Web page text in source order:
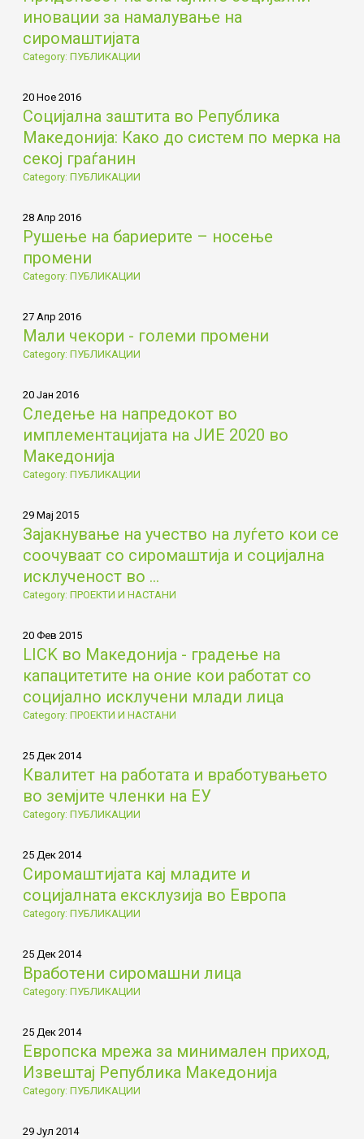
иновации за намалување на
сиромаштијата
Category: ПУБЛИКАЦИИ
20 Ное 2016
Социјална заштита во Република
Македонија: Како до систем по мерка на
секој граѓанин
Category: ПУБЛИКАЦИИ
28 Апр 2016
Рушење на бариерите – носење
промени
Category: ПУБЛИКАЦИИ
27 Апр 2016
Мали чекори - големи промени
Category: ПУБЛИКАЦИИ
20 Јан 2016
Следење на напредокот во
имплементацијата на ЈИЕ 2020 во
Македонија
Category: ПУБЛИКАЦИИ
29 Мај 2015
Зајакнување на учество на луѓето кои се
соочуваат со сиромаштија и социјална
исклученост во ...
Category: ПРОЕКТИ И НАСТАНИ
20 Фев 2015
LICK во Македонија - градење на
капацитетите на оние кои работат со
социјално исклучени млади лица
Category: ПРОЕКТИ И НАСТАНИ
25 Дек 2014
Квалитет на работата и вработувањето
во земјите членки на ЕУ
Category: ПУБЛИКАЦИИ
25 Дек 2014
Сиромаштијата кај младите и
социјалната ексклузија во Европа
Category: ПУБЛИКАЦИИ
25 Дек 2014
Вработени сиромашни лица
Category: ПУБЛИКАЦИИ
25 Дек 2014
Европска мрежа за минимален приход,
Извештај Република Македонија
Category: ПУБЛИКАЦИИ
29 Јул 2014